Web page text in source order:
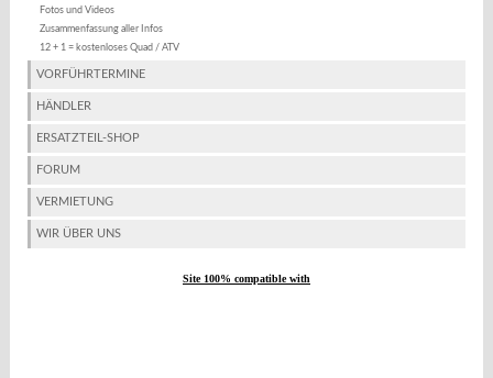
Fotos und Videos
Zusammenfassung aller Infos
12 + 1 = kostenloses Quad / ATV
VORFÜHRTERMINE
HÄNDLER
ERSATZTEIL-SHOP
FORUM
VERMIETUNG
WIR ÜBER UNS
Site 100% compatible with